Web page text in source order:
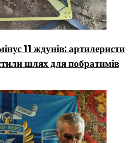
11 ждунів: артилеристи
шлях для побратимів